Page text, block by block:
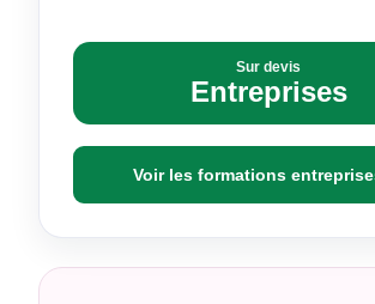
Sur devis
Entreprises
Voir les formations